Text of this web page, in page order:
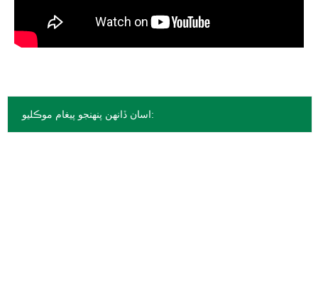
اسان ڏانهن پنهنجو پيغام موڪليو: